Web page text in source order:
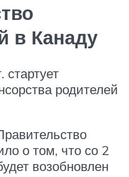
в Канаду
стартует
родителей
о том, что со 2
возобновлен